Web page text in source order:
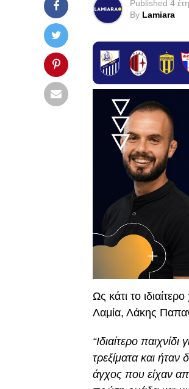
Published 4
By Lamiara
Ως κάτι το
Λαμία, Λάκης
“Ιδιαίτερο
τρεξίματα και ήταν
άγχος που είχαν